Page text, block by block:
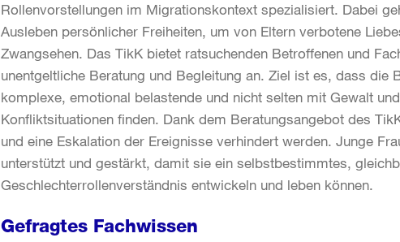
Rollenvorstellungen im Migrationskontext spezialisiert. Dabei
Ausleben persönlicher Freiheiten, um von Eltern verbotene
Zwangsehen. Das TikK bietet ratsuchenden Betroffenen und
unentgeltliche Beratung und Begleitung an. Ziel ist es, dass die
komplexe, emotional belastende und nicht selten mit Gewalt
Konfliktsituationen finden. Dank dem Beratungsangebot des
und eine Eskalation der Ereignisse verhindert werden. Junge
unterstützt und gestärkt, damit sie ein selbstbestimmtes,
Geschlechterrollenverständnis entwickeln und leben können.
Gefragtes Fachwissen